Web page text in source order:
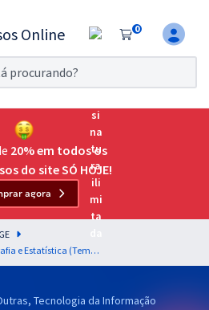
0
por 7 dias!
para o Exame da
para as principais
20% em todos os
do site SÓ HOJE!
agora
IBGE - Instituto Brasileiro de Geografia e Estatística (Temporário) - Conhecimentos Específicos para Analista Censitário (AC) - Geografia (Pós-edital)
Tecnologia da Informação